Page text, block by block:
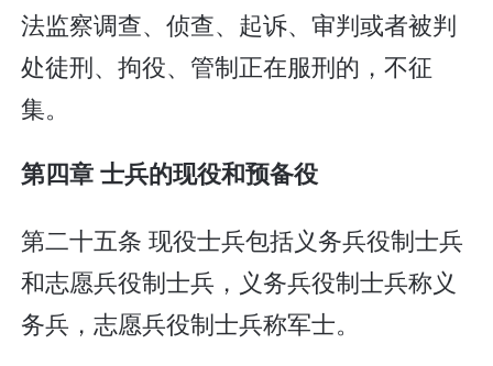
法监察调查、侦查、起诉、审判或者被判
处徒刑、拘役、管制正在服刑的，不征
集。
第四章 士兵的现役和预备役
第二十五条 现役士兵包括义务兵役制士兵
和志愿兵役制士兵，义务兵役制士兵称义
务兵，志愿兵役制士兵称军士。